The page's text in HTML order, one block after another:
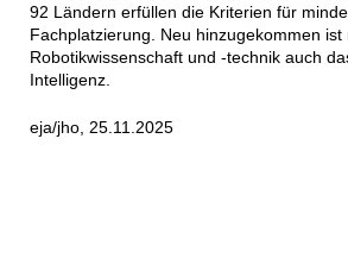
92 Ländern erfüllen die Kriterien für
Fachplatzierung. Neu hinzugekommen ist
Robotikwissenschaft und -technik auch
Intelligenz.
eja/jho, 25.11.2025